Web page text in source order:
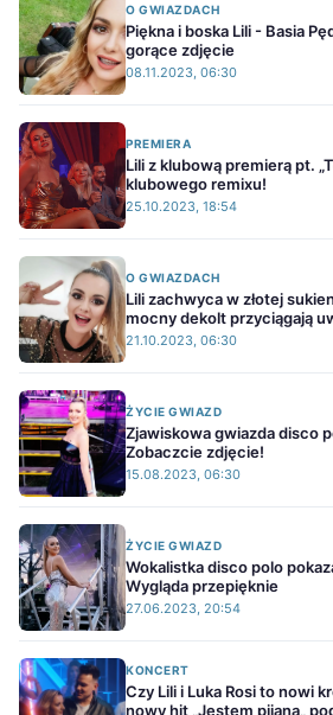
O GWIAZDACH
Piękna i boska Lili - Basia
gorące zdjęcie
08.11.2023, 06:30
PREMIERA
Lili z klubową premierą pt.
klubowego remixu!
25.10.2023, 18:54
O GWIAZDACH
Lili zachwyca w złotej
mocny dekolt przyciągają
21.10.2023, 06:30
ŻYCIE GWIAZD
Zjawiskowa gwiazda disco
Zobaczcie zdjęcie!
15.08.2023, 06:30
ŻYCIE GWIAZD
Wokalistka disco polo
Wygląda przepięknie
27.06.2023, 20:54
KONCERT
Czy Lili i Luka Rosi to nowi
nowy hit „Jestem pijana„